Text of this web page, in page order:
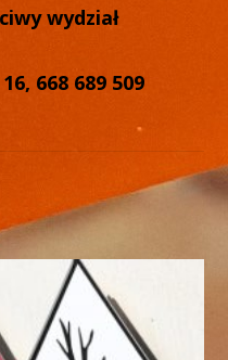
wydział
668 689 509